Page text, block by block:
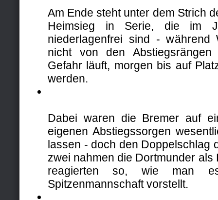
Am Ende steht unter dem Strich
Heimsieg in Serie, die im
niederlagenfrei sind - während
nicht von den
Gefahr läuft, morgen bis auf
werden.
Dabei waren die Bremer auf
eigenen Abstiegssorgen
lassen - doch den Doppelschlag
zwei nahmen die Dortmunder als
reagierten so, wie man
Spitzenmannschaft vorstellt.